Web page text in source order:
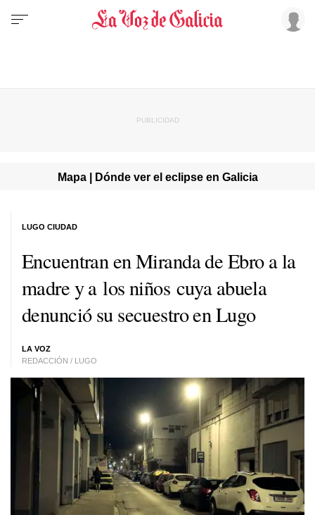
Mapa | Dónde ver el eclipse en Galicia
Encuentran en Miranda de Ebro a la
madre y a los niños cuya abuela
denunció su secuestro en Lugo
LA VOZ
REDACCIÓN / LUGO
LUGO CIUDAD